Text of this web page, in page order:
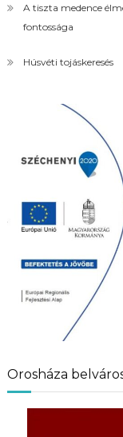
A tiszta medence
fontossága
Húsvéti tojáskeresés
Orosháza